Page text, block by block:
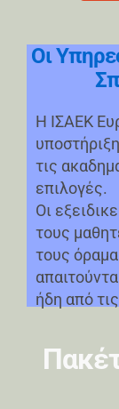
Οι
Η ΙΣΑΕΚ
τις
επιλογές.
Οι
τους
τους
ήδη από